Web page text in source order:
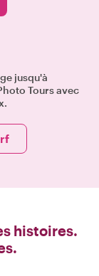
jusqu'à
Tours avec
histoires.